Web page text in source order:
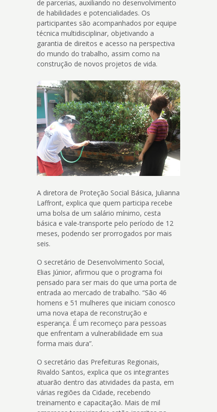
de parcerias, auxiliando no desenvolvimento
de habilidades e potencialidades. Os
participantes são acompanhados por equipe
técnica multidisciplinar, objetivando a
garantia de direitos e acesso na perspectiva
do mundo do trabalho, assim como na
construção de novos projetos de vida.
A diretora de Proteção Social Básica, Julianna
Laffront, explica que quem participa recebe
uma bolsa de um salário mínimo, cesta
básica e vale-transporte pelo período de 12
meses, podendo ser prorrogados por mais
seis.
O secretário de Desenvolvimento Social,
Elias Júnior, afirmou que o programa foi
pensado para ser mais do que uma porta de
entrada ao mercado de trabalho. “São 46
homens e 51 mulheres que iniciam conosco
uma nova etapa de reconstrução e
esperança. É um recomeço para pessoas
que enfrentam a vulnerabilidade em sua
forma mais dura”.
O secretário das Prefeituras Regionais,
Rivaldo Santos, explica que os integrantes
atuarão dentro das atividades da pasta, em
várias regiões da Cidade, recebendo
treinamento e capacitação. Mais de mil